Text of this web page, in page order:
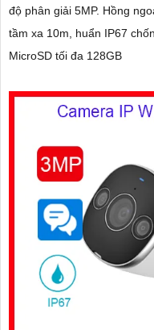
độ phân giải 5MP. Hồng
tầm xa 10m, huẩn IP67
MicroSD tối đa 128GB